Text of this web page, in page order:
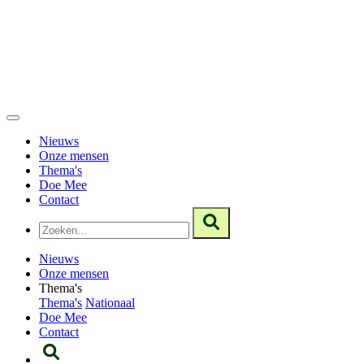
Nieuws
Onze mensen
Thema's
Doe Mee
Contact
Nieuws
Onze mensen
Thema's
Thema's Nationaal
Doe Mee
Contact